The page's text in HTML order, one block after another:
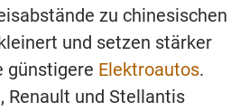
zu chinesischen
und setzen stärker
günstigere Elektroautos.
Renault und Stellantis